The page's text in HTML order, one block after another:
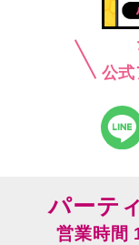
公
パーテ
営業時間